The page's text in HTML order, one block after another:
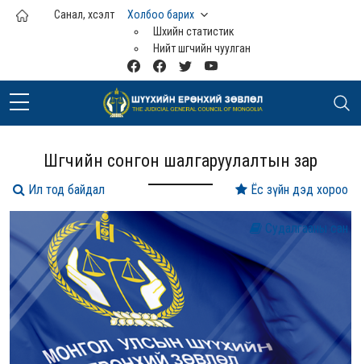
Үндсэн агуулга руу шилжих
Санал, хүсэлт
Холбоо барих
Шүүхийн статистик
Нийт шүүгчийн чуулган
Шүүгчийн сонгон шалгаруулалтын зар
Судалгааны сан
Ёс зүйн дэд хороо
Ил тод байдал